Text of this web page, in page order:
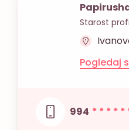
Starost
Pogledaj
994 * * * * *